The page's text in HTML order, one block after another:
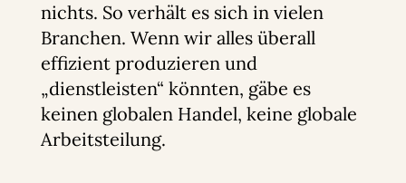
nichts. So verhält es sich in vielen
Branchen. Wenn wir alles überall
effizient produzieren und
„dienstleisten“ könnten, gäbe es
keinen globalen Handel, keine globale
Arbeitsteilung.